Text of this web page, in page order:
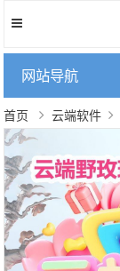
网站导航
首页 云端软件